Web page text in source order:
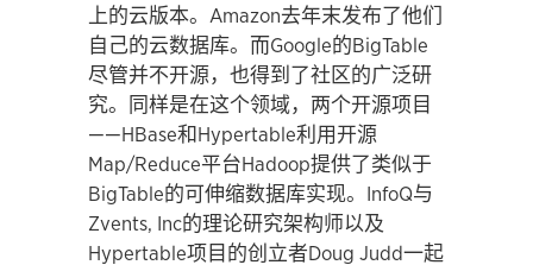
上的云版本。Amazon去年末发布了他们
自己的云数据库。而Google的BigTable
尽管并不开源，也得到了社区的广泛研
究。同样是在这个领域，两个开源项目
——HBase和Hypertable利用开源
Map/Reduce平台Hadoop提供了类似于
BigTable的可伸缩数据库实现。InfoQ与
Zvents, Inc的理论研究架构师以及
Hypertable项目的创立者Doug Judd一起